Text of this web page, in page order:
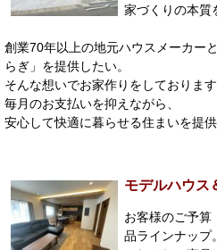
家づくりの本質
創業70年以上の地元ハウスメーカー
らぎ」を提供したい。
そんな想いでお家作りをしております
毎月のお支払いを抑えながら、
安心して快適に暮らせる住まいを提供
モデルハウス
お客様のご予算
品ラインナップ。